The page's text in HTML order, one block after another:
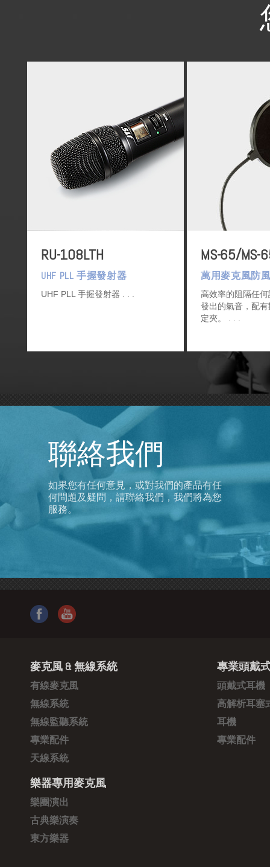
RU-108LTH
UHF PLL 手握發射器
UHF PLL 手握發射器
MS-65/MS-
萬用麥克風防
高效率的阻隔任
發出的氣音，配
定夾。
聯絡我們
如果您有任何意見，或對我們的產品有任
何問題及疑問，請聯絡我們，我們將為您
服務。
麥克風 & 無線系統
有線麥克風
無線系統
無線監聽系統
專業配件
天線系統
樂器專用麥克風
樂團演出
古典樂演奏
東方樂器
專業頭戴
頭戴式耳機
高解析耳塞
耳機
專業配件